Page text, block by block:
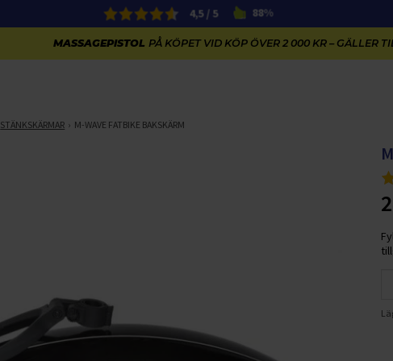
4,5 / 5 88%
MASSAGEPISTOL PÅ KÖPET VID KÖP ÖVER 2 000 KR – GÄLLER
STÄNKSKÄRMAR M-WAVE FATBIKE BAKSKÄRM